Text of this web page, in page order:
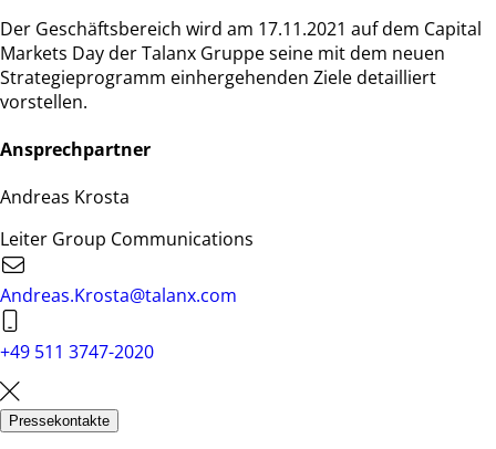
Der Geschäftsbereich wird am 17.11.2021 auf dem Capital
Markets Day der Talanx Gruppe seine mit dem neuen
Strategieprogramm einhergehenden Ziele detailliert
vorstellen.
Ansprechpartner
Andreas Krosta
Leiter Group Communications
Andreas.Krosta@talanx.com
+49 511 3747-2020
Pressekontakte